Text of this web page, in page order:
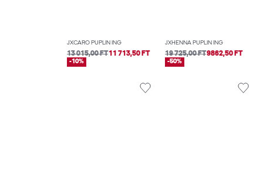
JXCARO PUPLIN ING
13 015,00 FT11 713,50 FT
-10%
JXHENNA PUPLIN ING
19 725,00 FT9862,50 FT
-50%